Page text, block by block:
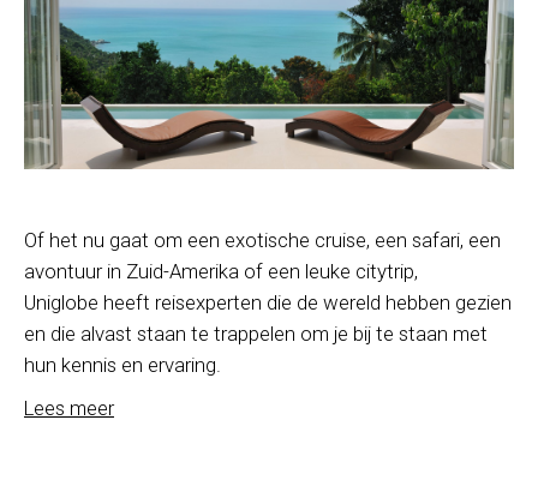
Of het nu gaat om een exotische cruise, een safari, een
avontuur in Zuid-Amerika of een leuke citytrip,
Uniglobe heeft reisexperten die de wereld hebben gezien
en die alvast staan te trappelen om je bij te staan met
hun kennis en ervaring.
Lees meer